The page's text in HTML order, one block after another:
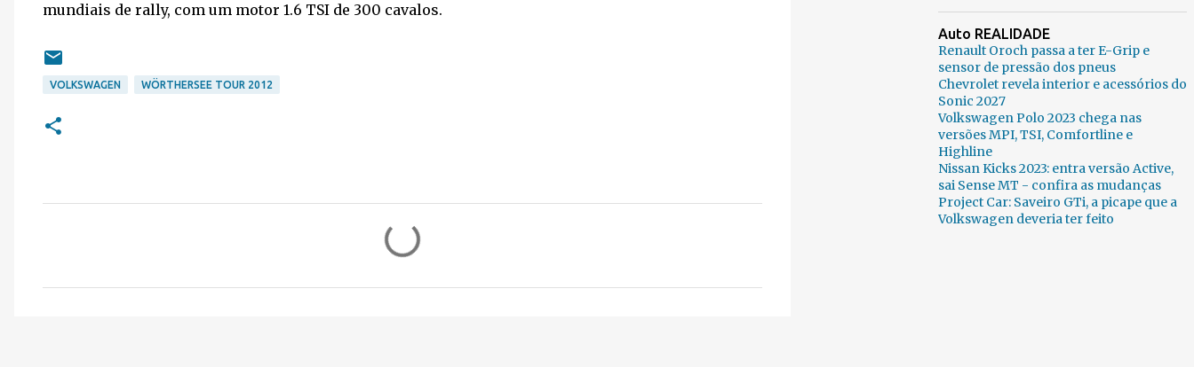
mundiais de rally, com um motor 1.6 TSI de 300 cavalos.
VOLKSWAGEN WÖRTHERSEE TOUR 2012
m
Auto REALIDADE
Renault Oroch passa a ter E-Grip e
sensor de pressão dos pneus
Chevrolet revela interior e acessórios do
Sonic 2027
Volkswagen Polo 2023 chega nas
versões MPI, TSI, Comfortline e
Highline
Nissan Kicks 2023: entra versão Active,
sai Sense MT - confira as mudanças
Project Car: Saveiro GTi, a picape que a
Volkswagen deveria ter feito